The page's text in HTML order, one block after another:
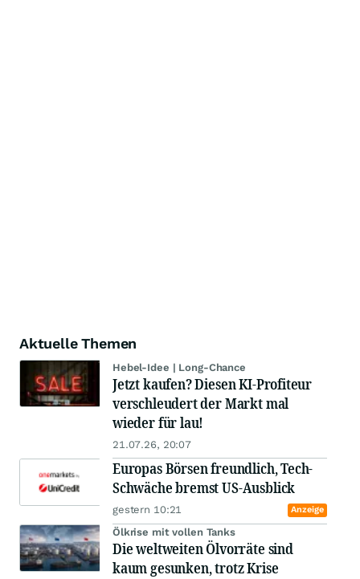
Aktuelle Themen
Hebel-Idee | Long-Chance
Jetzt kaufen? Diesen KI-Profiteur
verschleudert der Markt mal
wieder für lau!
21.07.26, 20:07
Europas Börsen freundlich, Tech-
Schwäche bremst US-Ausblick
gestern 10:21 Anzeige
Ölkrise mit vollen Tanks
Die weltweiten Ölvorräte sind
kaum gesunken, trotz Krise